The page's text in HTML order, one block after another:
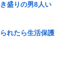
ほのす】【櫻坂
は無修正でアッ
盛りの男8人い
れたら生活保護